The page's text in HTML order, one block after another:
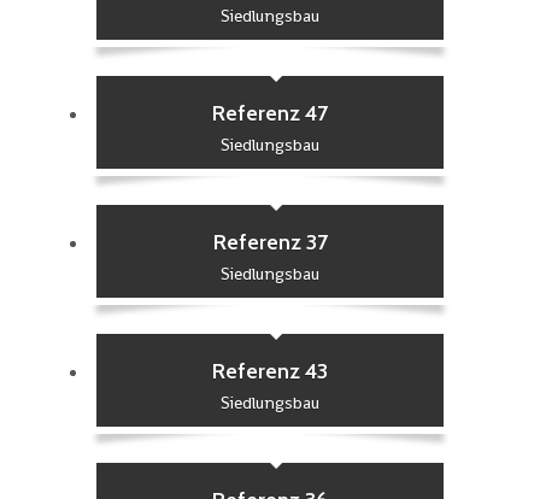
Siedlungsbau
Referenz 47
Siedlungsbau
Referenz 37
Siedlungsbau
Referenz 43
Siedlungsbau